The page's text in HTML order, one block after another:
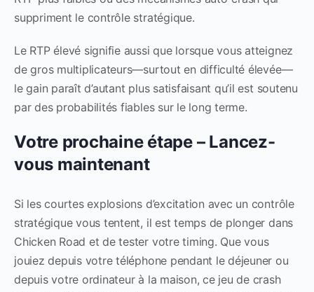
suppriment le contrôle stratégique.
Le RTP élevé signifie aussi que lorsque vous atteignez
de gros multiplicateurs—surtout en difficulté élevée—
le gain paraît d’autant plus satisfaisant qu’il est soutenu
par des probabilités fiables sur le long terme.
Votre prochaine étape – Lancez-
vous maintenant
Si les courtes explosions d’excitation avec un contrôle
stratégique vous tentent, il est temps de plonger dans
Chicken Road et de tester votre timing. Que vous
jouiez depuis votre téléphone pendant le déjeuner ou
depuis votre ordinateur à la maison, ce jeu de crash